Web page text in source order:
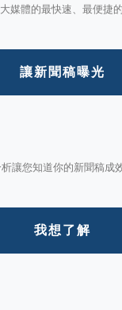
媒體的最快速、最便捷
讓新聞稿曝光
讓您知道你的新聞稿成
我想了解